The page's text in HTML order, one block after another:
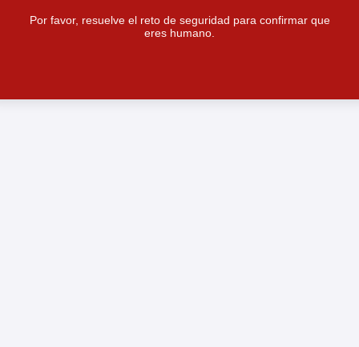
Por favor, resuelve el reto de seguridad para confirmar que
eres humano.